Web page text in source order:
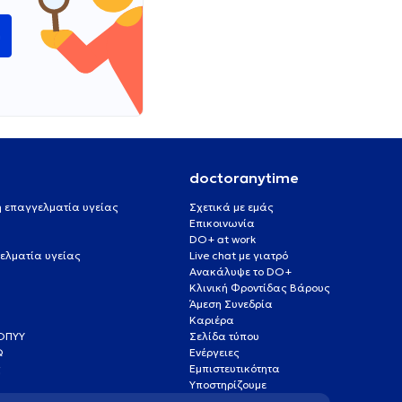
επαγγελματία υγείας
υγείας
doctoranytime
Σχετικά με εμάς
Επικοινωνία
DO+ at work
Live chat με γιατρό
Ανακάλυψε το DO+
Κλινική Φροντίδας Βάρους
Άμεση Συνεδρία
Καριέρα
Σελίδα τύπου
Ενέργειες
Εμπιστευτικότητα
Υποστηρίζουμε